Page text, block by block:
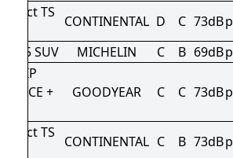
TS
CONTINENTAL D C 73dB
5 SUV
MICHELIN C B 69dB
+
GOODYEAR C C 73dB
TS
CONTINENTAL C B 73dB